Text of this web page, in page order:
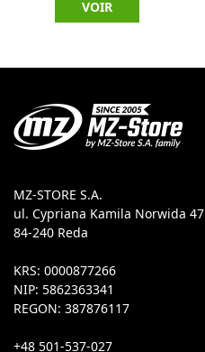
VOIR
MZ-STORE S.A.
ul. Cypriana Kamila Norwida 47
84-240 Reda
KRS: 0000877266
NIP: 5862363341
REGON: 387876117
+48 501-537-027